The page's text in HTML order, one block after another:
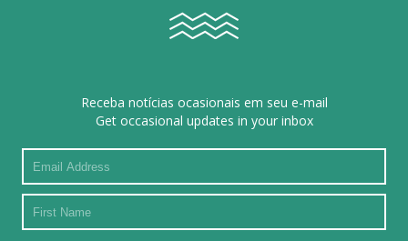
Receba notícias ocasionais em seu e-mail
Get occasional updates in your inbox